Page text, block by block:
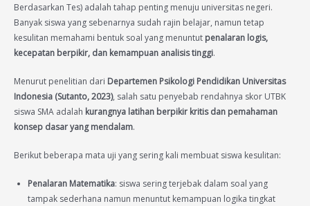
Berdasarkan Tes) adalah tahap penting menuju universitas negeri.
Banyak siswa yang sebenarnya sudah rajin belajar, namun tetap
kesulitan memahami bentuk soal yang menuntut penalaran logis,
kecepatan berpikir, dan kemampuan analisis tinggi.
Menurut penelitian dari Departemen Psikologi Pendidikan Universitas
Indonesia (Sutanto, 2023), salah satu penyebab rendahnya skor UTBK
siswa SMA adalah kurangnya latihan berpikir kritis dan pemahaman
konsep dasar yang mendalam.
Berikut beberapa mata uji yang sering kali membuat siswa kesulitan:
Penalaran Matematika: siswa sering terjebak dalam soal yang
tampak sederhana namun menuntut kemampuan logika tingkat